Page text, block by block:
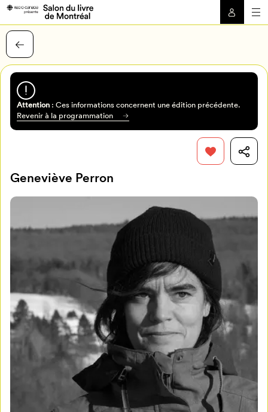
Mon Salon
Attention: Ces informations concernent une édition précédente.
Revenir à la programmation
Geneviève Perron
Pour enregistrer vos favoris,
connectez-vous ou créez votre profil
Mon Salon